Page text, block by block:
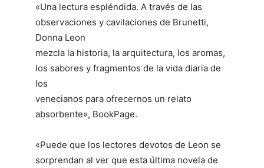
«Una lectura espléndida. A través de las
observaciones y cavilaciones de Brunetti,
Donna Leon
mezcla la historia, la arquitectura, los aromas,
los sabores y fragmentos de la vida diaria de
los
venecianos para ofrecernos un relato
absorbente», BookPage.
«Puede que los lectores devotos de Leon se
sorprendan al ver que esta última novela de